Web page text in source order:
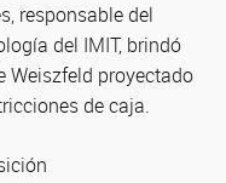
responsable del
del IMIT, brindó
Weiszfeld proyectado
de caja.